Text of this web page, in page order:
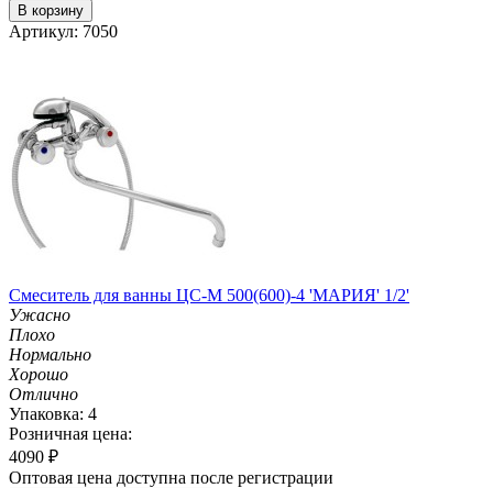
В корзину
Артикул: 7050
Смеситель для ванны ЦС-М 500(600)-4 'МАРИЯ' 1/2'
Ужасно
Плохо
Нормально
Хорошо
Отлично
Упаковка: 4
Розничная цена:
4090 ₽
Оптовая цена доступна после регистрации